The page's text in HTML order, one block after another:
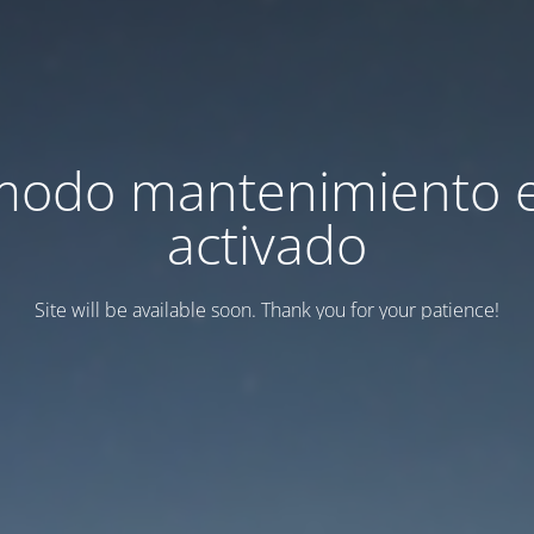
mantenimiento
activado
Site will be available soon. Thank you for your patience!